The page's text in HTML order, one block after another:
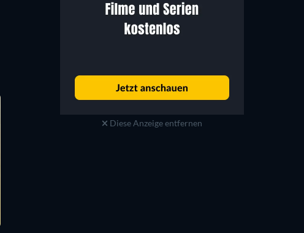
Diese Anzeige entfernen